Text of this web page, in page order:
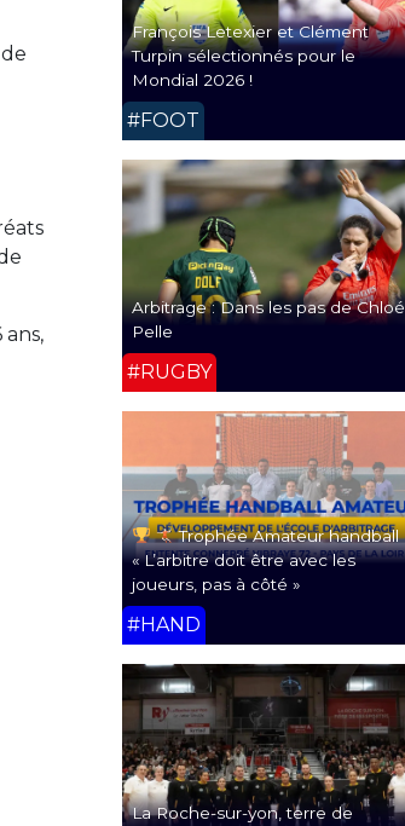
François Letexier et Clément
Turpin sélectionnés pour le
Mondial 2026 !
#FOOT
Arbitrage : Dans les pas de Chloé
Pelle
#RUGBY
Trophée Amateur handball
« L’arbitre doit être avec les
joueurs, pas à côté »
#HAND
La Roche-sur-yon, terre de